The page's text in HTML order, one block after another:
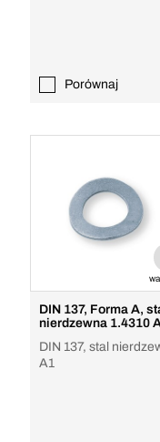
Porównaj
DIN 137, Forma A,
nierdzewna 1.4310
DIN 137, stal
A1